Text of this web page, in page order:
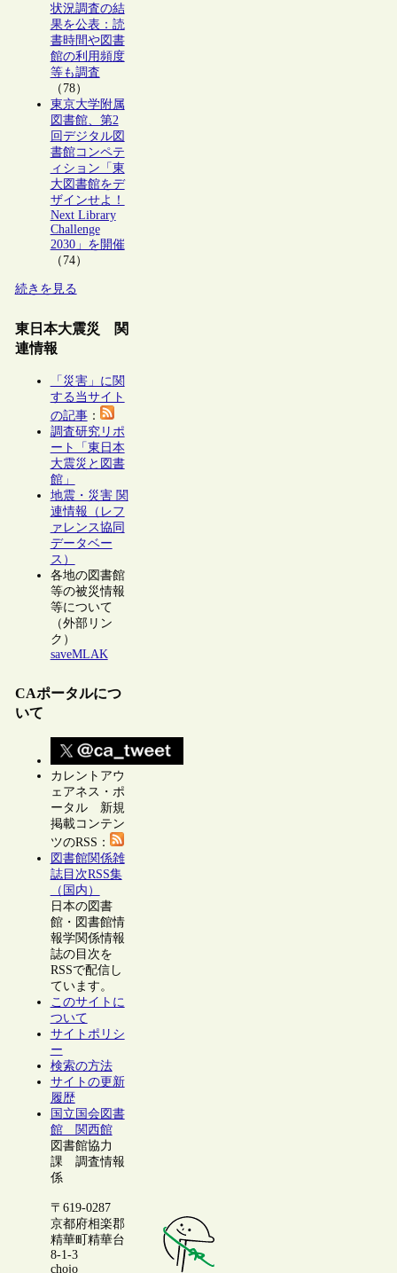
状況調査の結
果を公表：読
書時間や図書
館の利用頻度
等も調査
（78）
東京大学附属
図書館、第2
回デジタル図
書館コンペテ
ィション「東
大図書館をデ
ザインせよ！
Next Library
Challenge
2030」を開催
（74）
続きを見る
東日本大震災 関
連情報
「災害」に関
する当サイト
の記事：
調査研究リポ
ート「東日本
大震災と図書
館」
地震・災害 関
連情報（レフ
ァレンス協同
データベー
ス）
各地の図書館
等の被災情報
等について
（外部リン
ク）
saveMLAK
CAポータルにつ
いて
カレントアウ
ェアネス・ポ
ータル 新規
掲載コンテン
ツのRSS：
図書館関係雑
誌目次RSS集
（国内）
日本の図書
館・図書館情
報学関係情報
誌の目次を
RSSで配信し
ています。
このサイトに
ついて
サイトポリシ
ー
検索の方法
サイトの更新
履歴
国立国会図書
館 関西館
図書館協力
課 調査情報
係
〒619-0287
京都府相楽郡
精華町精華台
8-1-3
chojo